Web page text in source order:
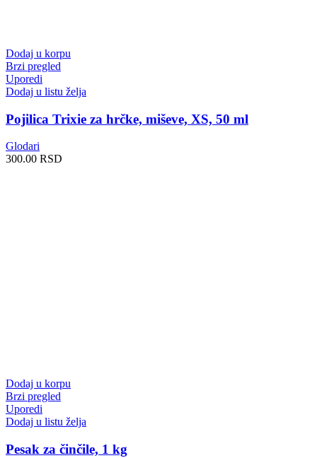
Dodaj u korpu
Brzi pregled
Uporedi
Dodaj u listu želja
Pojilica Trixie za hrčke, miševe, XS, 50 ml
Glodari
300.00 RSD
Dodaj u korpu
Brzi pregled
Uporedi
Dodaj u listu želja
Pesak za činčile, 1 kg